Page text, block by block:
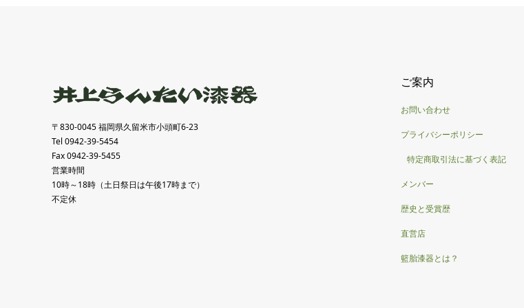
〒830-0045 福岡県久留米市小頭町6-23
Tel 0942-39-5454
Fax 0942-39-5455
営業時間
10時～18時（土日祭日は午後17時まで）
不定休
ご案内
お問い合わせ
プライバシーポリシー
特定商取引法に基づく表記
メンバー
歴史と受賞歴
直営店
籃胎漆器とは？